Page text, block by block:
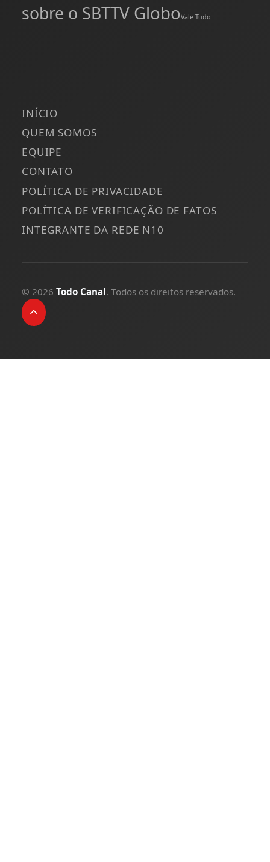
sobre o SBTTV GloboVale Tudo
INÍCIO
QUEM SOMOS
EQUIPE
CONTATO
POLÍTICA DE PRIVACIDADE
POLÍTICA DE VERIFICAÇÃO DE FATOS
INTEGRANTE DA REDE N10
© 2026 Todo Canal. Todos os direitos reservados.